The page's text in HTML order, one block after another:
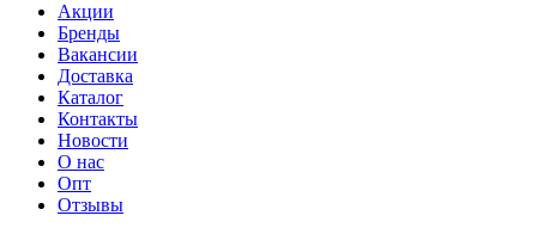
Акции
Бренды
Вакансии
Доставка
Каталог
Контакты
Новости
О нас
Опт
Отзывы